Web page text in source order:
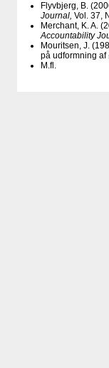
Flyvbjerg, B.
Journal, Vol. 37,
Merchant, K. A.
Accountability
Mouritsen, J.
på udformning af
M.fl.